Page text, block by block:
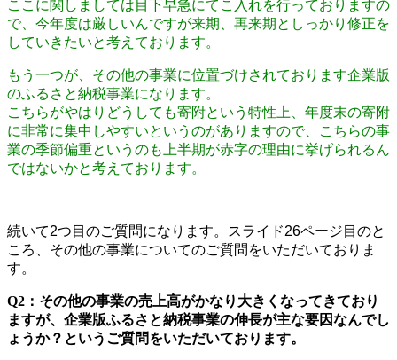
ここに関しましては目下早急にてこ入れを行っておりますの
で、今年度は厳しいんですが来期、再来期としっかり修正を
していきたいと考えております。
もう一つが、その他の事業に位置づけされております企業版
のふるさと納税事業になります。
こちらがやはりどうしても寄附という特性上、年度末の寄附
に非常に集中しやすいというのがありますので、こちらの事
業の季節偏重というのも上半期が赤字の理由に挙げられるん
ではないかと考えております。
続いて2つ目のご質問になります。スライド26ページ目のと
ころ、その他の事業についてのご質問をいただいておりま
す。
Q2：その他の事業の売上高がかなり大きくなってきており
ますが、企業版ふるさと納税事業の伸長が主な要因なんでし
ょうか？というご質問をいただいております。